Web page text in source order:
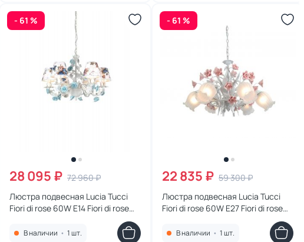
- 61 %
28 095 ₽ 72 960 ₽
Люстра подвесная Lucia Tucci
Fiori di rose 60W E14 Fiori di rose
В наличии • 1 шт.
- 61 %
22 835 ₽ 59 300 ₽
Люстра подвесная Lucia Tucci
Fiori di rose 60W E27 Fiori di rose
В наличии • 1 шт.